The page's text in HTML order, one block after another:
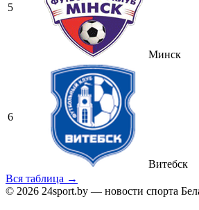
5
Минск
6
Витебск
Вся таблица →
© 2026 24sport.by — новости спорта